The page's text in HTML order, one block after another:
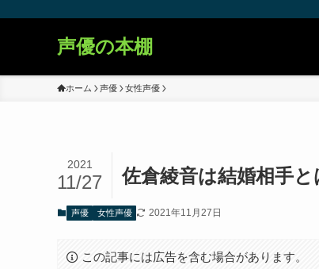
声優の本棚
ホーム 声優 女性声優
佐倉綾音は結婚相手
2021
11/27
声優 女性声優 2021年11月27日
この記事には広告を含む場合があります。